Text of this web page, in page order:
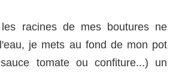
racines de mes boutures ne
je mets au fond de mon pot
tomate ou confiture...) un